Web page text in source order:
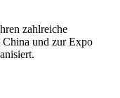
zahlreiche
China und zur Expo